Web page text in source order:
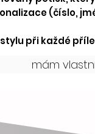
(číslo,
při každé
mám